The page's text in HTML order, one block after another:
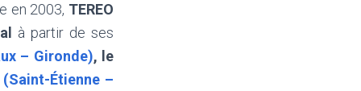
en 2003, TEREO
à partir de ses
– Gironde), le
Étienne –